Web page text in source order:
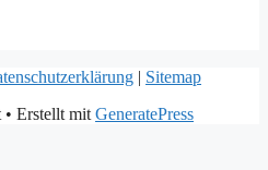
| Sitemap
• Erstellt mit GeneratePress